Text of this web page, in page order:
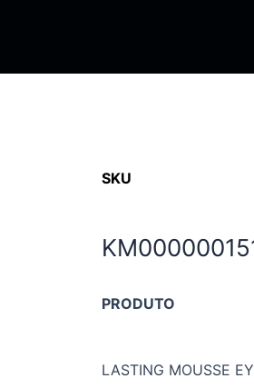
SKU
PRODUTO
LASTING MOUSSE